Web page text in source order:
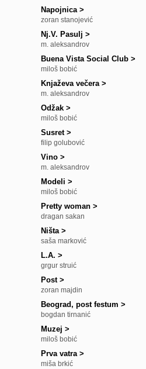
Napojnica>
zoran stanojević
Nj.V. Pasulj >
m. aleksandrov
Buena Vista Social Club >
miloš bobić
Knjaževa večera>
m. aleksandrov
Odžak >
miloš bobić
Susret>
filip golubović
Vino >
m. aleksandrov
Modeli >
miloš bobić
Pretty woman >
dragan sakan
Ništa>
saša marković
L.A. >
grgur struić
Post>
zoran majdin
Beograd, post festum >
bogdan tirnanić
Muzej >
miloš bobić
Prva vatra>
miša brkić